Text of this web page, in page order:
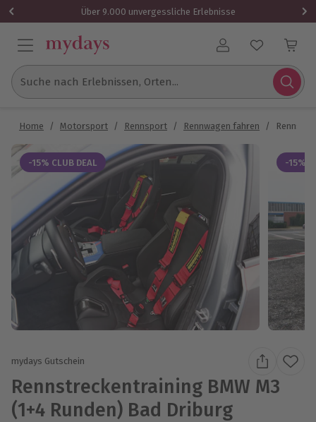
Über 9.000 unvergessliche Erlebnisse
Benutzerkonto
Suche nach Erlebnissen, Orten...
Home / Motorsport / Rennsport / Rennwagen fahren /
-15% CLUB DEAL -15%
mydays Gutschein
Rennstreckentraining BMW M3
(1+4 Runden) Bad Driburg